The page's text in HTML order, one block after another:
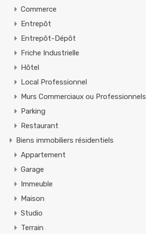
Commerce
Entrepôt
Entrepôt-Dépôt
Friche Industrielle
Hôtel
Local Professionnel
Murs Commerciaux ou Professionnels
Parking
Restaurant
Biens immobiliers résidentiels
Appartement
Garage
Immeuble
Maison
Studio
Terrain